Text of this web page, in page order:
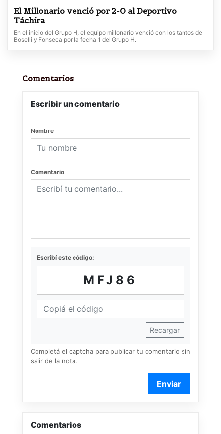
El Millonario venció por 2-0 al Deportivo
Táchira
En el inicio del Grupo H, el equipo millonario venció con los tantos de
Boselli y Fonseca por la fecha 1 del Grupo H.
Comentarios
Escribir un comentario
Nombre
Comentario
Escribí este código:
MFJ86
Recargar
Completá el captcha para publicar tu comentario sin
salir de la nota.
Enviar
Comentarios